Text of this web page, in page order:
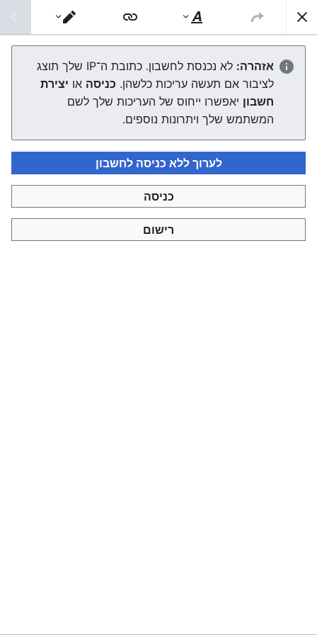
צפונות ויקי
תשל"ג
העורך ייטען עכשיו. אם ההודעה הזאת עדיין מוצגת לאחר כמה
שניות, אפשרלטעון את הדף מחדש.
מדיניות פרטיות תצוגת מחשבים
סגנוּן
טקסט
מעבר
עורך
אזהרה:
לא נכנסת לחשבון. כתובת ה־IP שלך תוצג
לציבור אם תעשה עריכות כלשהן. כניסה או יצירת
חשבון יאפשרו ייחוס של העריכות שלך לשם
המשתמש שלך ויתרונות נוספים.
לערוך ללא כניסה לחשבון
כניסה
רישום